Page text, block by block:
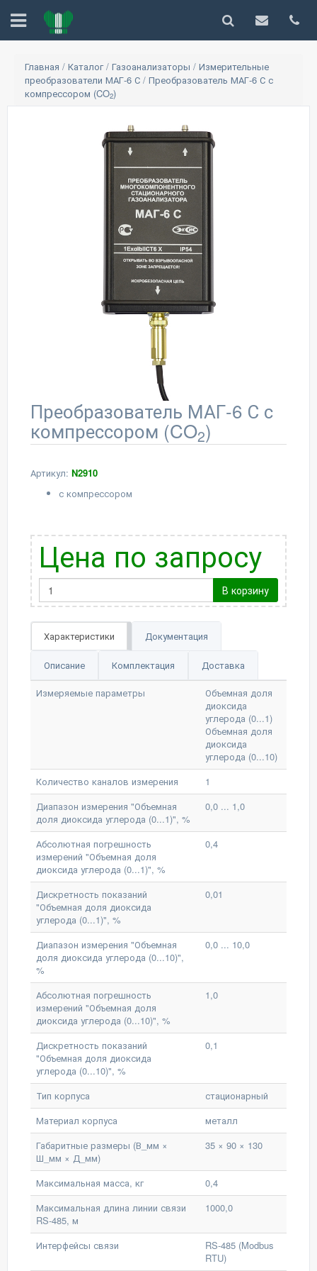
Главная / Каталог/ Газоанализаторы / Измерительные
преобразователи МАГ-6 С / Преобразователь МАГ-6 С с
компрессором (CO2)
Преобразователь МАГ-6 С с
компрессором (CO2)
Артикул: N2910
с компрессором
Цена по запросу
В корзину
Характеристики Документация
Описание Комплектация Доставка
Измеряемые параметры
Объемная доля
диоксида
углерода (0...1)
Объемная доля
диоксида
углерода (0...10)
Количество каналов измерения
1
Диапазон измерения "Объемная
доля диоксида углерода (0...1)", %
0,0 ... 1,0
Абсолютная погрешность
измерений "Объемная доля
диоксида углерода (0...1)", %
0,4
Дискретность показаний
"Объемная доля диоксида
углерода (0...1)", %
0,01
Диапазон измерения "Объемная
доля диоксида углерода (0...10)",
%
0,0 ... 10,0
Абсолютная погрешность
измерений "Объемная доля
диоксида углерода (0...10)", %
1,0
Дискретность показаний
"Объемная доля диоксида
углерода (0...10)", %
0,1
Тип корпуса
стационарный
Материал корпуса
металл
Габаритные размеры (В_мм ×
Ш_мм × Д_мм)
35 × 90 × 130
Максимальная масса, кг
0,4
Максимальная длина линии связи
RS-485, м
1000,0
Интерфейсы связи
RS-485 (Modbus
RTU)